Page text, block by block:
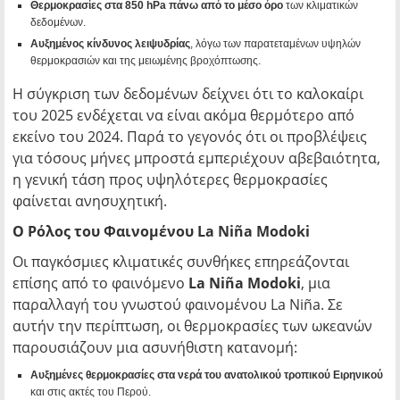
Θερμοκρασίες στα 850 hPa πάνω από το μέσο όρο των κλιματικών
δεδομένων.
Αυξημένος κίνδυνος λειψυδρίας, λόγω των παρατεταμένων υψηλών
θερμοκρασιών και της μειωμένης βροχόπτωσης.
Η σύγκριση των δεδομένων δείχνει ότι το καλοκαίρι
του 2025 ενδέχεται να είναι ακόμα θερμότερο από
εκείνο του 2024. Παρά το γεγονός ότι οι προβλέψεις
για τόσους μήνες μπροστά εμπεριέχουν αβεβαιότητα,
η γενική τάση προς υψηλότερες θερμοκρασίες
φαίνεται ανησυχητική.
Ο Ρόλος του Φαινομένου La Niña Modoki
Οι παγκόσμιες κλιματικές συνθήκες επηρεάζονται
επίσης από το φαινόμενο La Niña Modoki, μια
παραλλαγή του γνωστού φαινομένου La Niña. Σε
αυτήν την περίπτωση, οι θερμοκρασίες των ωκεανών
παρουσιάζουν μια ασυνήθιστη κατανομή:
Αυξημένες θερμοκρασίες στα νερά του ανατολικού τροπικού Ειρηνικού
και στις ακτές του Περού.